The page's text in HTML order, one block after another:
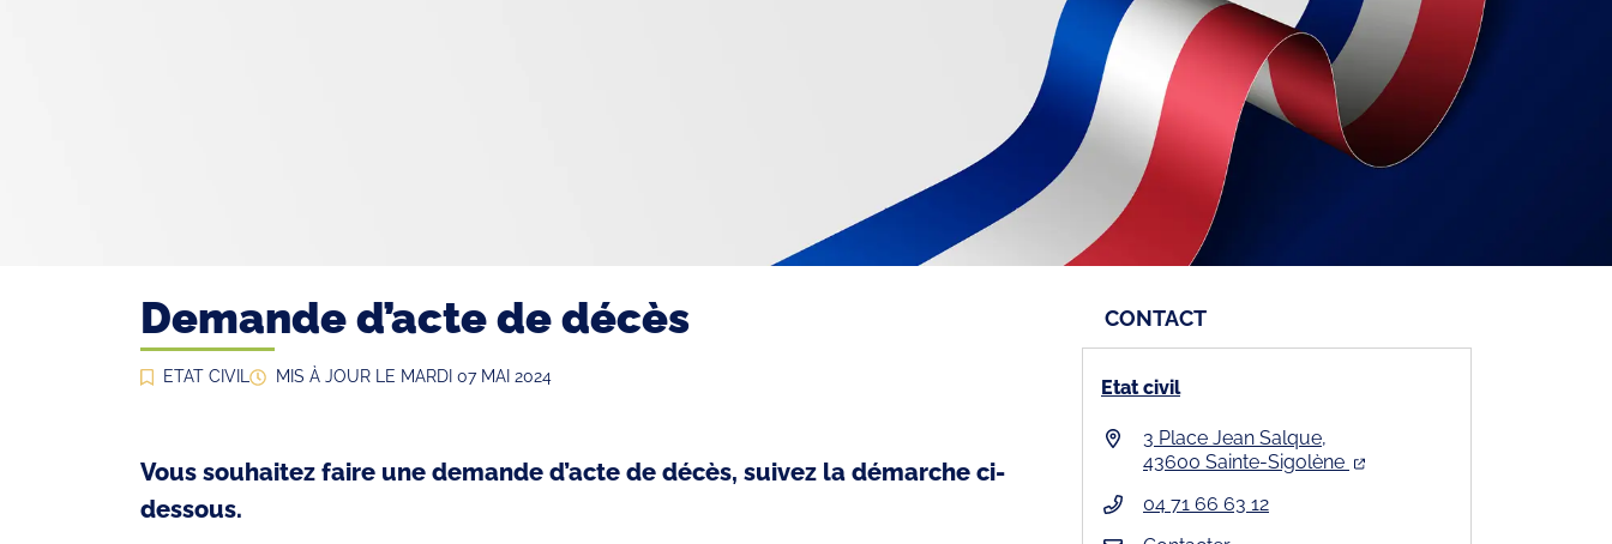
Demande d’acte de décès
ETAT CIVIL MIS À JOUR LE MARDI 07 MAI 2024
Vous souhaitez faire une demande d’acte de décès, suivez la démarche ci-
dessous.
CONTACT
Etat civil
3 Place Jean Salque,
43600 Sainte-Sigolène
04 71 66 63 12